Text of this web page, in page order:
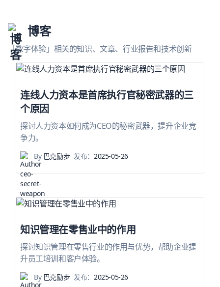
博客
「数字体验」相关的知识、文章、行业报告和技术创新
连线人力资本是首席执行官秘密武器的三
个原因
探讨人力资本如何成为CEO的秘密武器，提升企业竞
争力。
By巴克励步 发布：2025-05-26
知识管理在零售业中的作用
探讨知识管理在零售行业的作用与优势，帮助企业提
升员工培训和客户体验。
By巴克励步 发布：2025-05-26